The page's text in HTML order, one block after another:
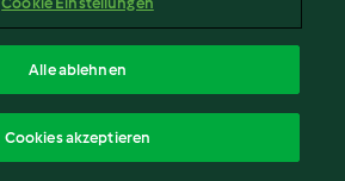
Nudelsuppe mit
Räuchertofu
Alle ablehnen
Cookies akzeptieren